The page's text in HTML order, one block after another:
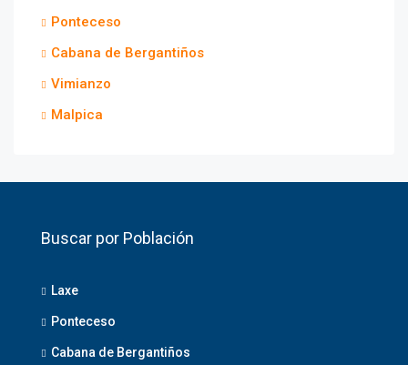
Ponteceso
Cabana de Bergantiños
Vimianzo
Malpica
Buscar por Población
Laxe
Ponteceso
Cabana de Bergantiños